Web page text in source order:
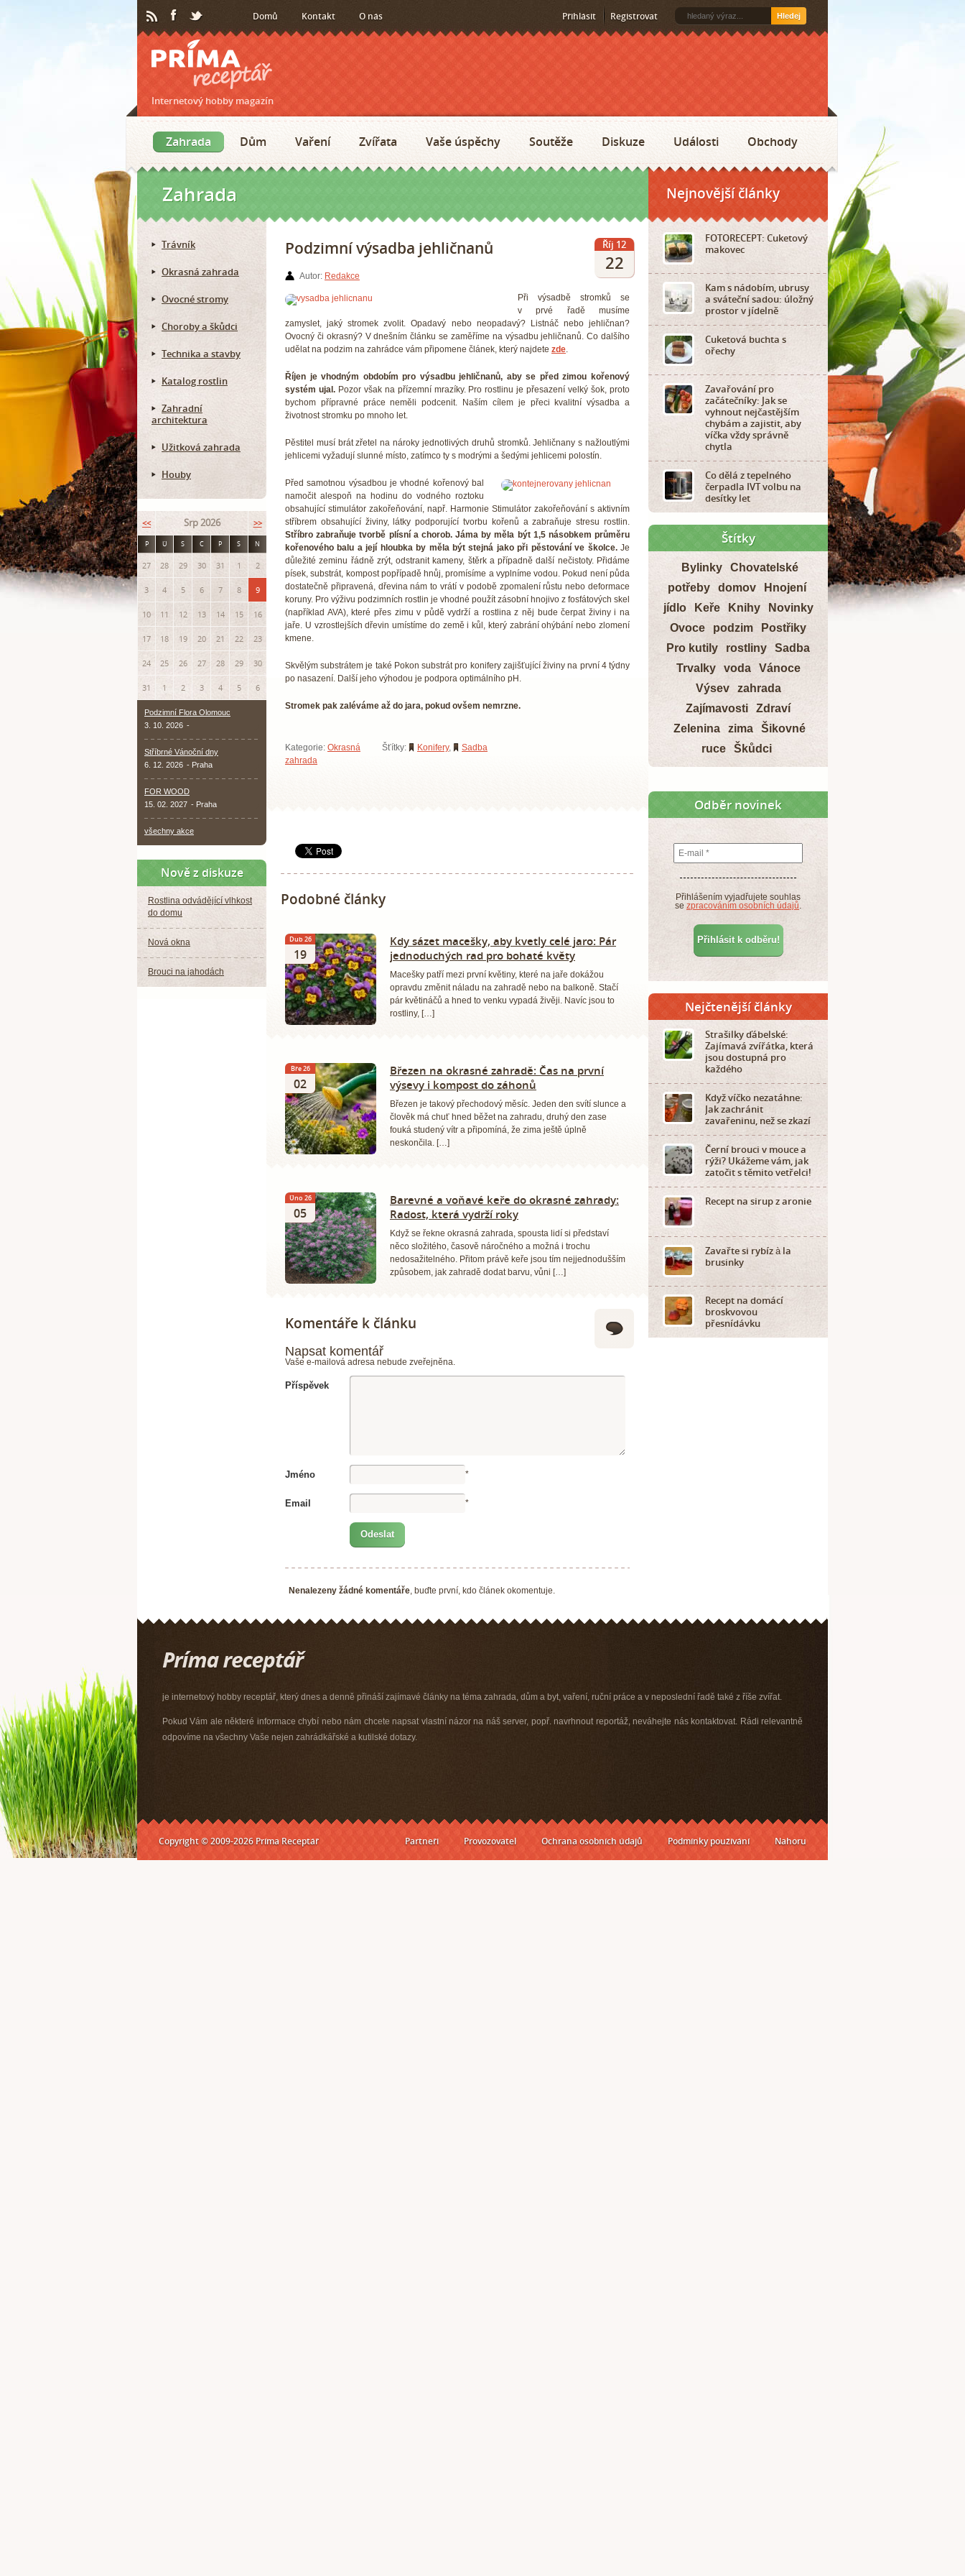
Domů Kontakt O nás Přihlásit Registrovat Hledej
Internetový hobby magazín
Zahrada Dům Vaření Zvířata Vaše úspěchy Soutěže Diskuze Události Obchody
Zahrada Nejnovější články
Podzimní výsadba jehličnanů Říj 12
22
Autor: Redakce
Při výsadbě stromků se
v prvé řadě musíme
zamyslet, jaký stromek zvolit. Opadavý nebo neopadavý? Listnáč nebo jehličnan?
Ovocný či okrasný? V dnešním článku se zaměříme na výsadbu jehličnanů. Co dalšího
udělat na podzim na zahrádce vám připomene článek, který najdete zde.
Říjen je vhodným obdobím pro výsadbu jehličnanů, aby se před zimou kořenový
systém ujal.Pozor však na přízemní mrazíky. Pro rostlinu je přesazení velký šok, proto
bychom přípravné práce neměli podcenit. Naším cílem je přeci kvalitní výsadba a
životnost stromku po mnoho let.
Pěstitel musí brát zřetel na nároky jednotlivých druhů stromků. Jehličnany s nažloutlými
jehlicemi vyžadují slunné místo, zatímco ty s modrými a šedými jehlicemi polostín.
Před samotnou výsadbou je vhodné kořenový bal
namočit alespoň na hodinu do vodného roztoku
obsahující stimulátor zakořeňování, např. Harmonie Stimulátor zakořeňování s aktivním
stříbrem obsahující živiny, látky podporující tvorbu kořenů a zabraňuje stresu rostlin.
Stříbro zabraňuje tvorbě plísní a chorob. Jáma by měla být 1,5 násobkem průměru
kořenového balu a její hloubka by měla být stejná jako při pěstování ve školce.Je
důležité zeminu řádně zrýt, odstranit kameny, štěrk a případně další nečistoty. Přidáme
písek, substrát, kompost popřípadě hnůj, promísíme a vyplníme vodou. Pokud není půda
dostatečně připravená, dřevina nám to vrátí v podobě zpomalení růstu nebo deformace
koruny. Pro výživu podzimních rostlin je vhodné použít zásobní hnojivo z fosfátových skel
(například AVA), které přes zimu v půdě vydrží a rostlina z něj bude čerpat živiny i na
jaře. U vzrostlejších dřevin umístíme do země i kůl, který zabrání ohýbání nebo zlomení
kmene.
Skvělým substrátem je také Pokon substrát pro konifery zajišťující živiny na první 4 týdny
po nasazení. Další jeho výhodou je podpora optimálního pH.
Stromek pak zaléváme až do jara, pokud ovšem nemrzne.
Kategorie: Okrasná
zahrada
Šťítky: Konifery, Sadba
Podobné články
Dub 26
19
Kdy sázet macešky, aby kvetly celé jaro: Pár
jednoduchých rad pro bohaté květy
Macešky patří mezi první květiny, které na jaře dokážou
opravdu změnit náladu na zahradě nebo na balkoně. Stačí
pár květináčů a hned to venku vypadá živěji. Navíc jsou to
rostliny, […]
Bře 26
02
Březen na okrasné zahradě: Čas na první
výsevy i kompost do záhonů
Březen je takový přechodový měsíc. Jeden den svítí slunce a
člověk má chuť hned běžet na zahradu, druhý den zase
fouká studený vítr a připomíná, že zima ještě úplně
neskončila. […]
Úno 26
05
Barevné a voňavé keře do okrasné zahrady:
Radost, která vydrží roky
Když se řekne okrasná zahrada, spousta lidí si představí
něco složitého, časově náročného a možná i trochu
nedosažitelného. Přitom právě keře jsou tím nejjednodušším
způsobem, jak zahradě dodat barvu, vůni […]
Komentáře k článku
Napsat komentář
Vaše e-mailová adresa nebude zveřejněna.
Příspěvek
Jméno *
Email *
Nenalezeny žádné komentáře, buďte první, kdo článek okomentuje.
Trávník
Okrasná zahrada
Ovocné stromy
Choroby a škůdci
Technika a stavby
Katalog rostlin
Zahradní
architektura
Užitková zahrada
Houby
<< Srp 2026 >>
P Ú S Č P S N
27 28 29 30 31 1 2
3 4 5 6 7 8 9
10 11 12 13 14 15 16
17 18 19 20 21 22 23
24 25 26 27 28 29 30
31 1 2 3 4 5 6
Podzimní Flora Olomouc
3. 10. 2026 -
Stříbrné Vánoční dny
6. 12. 2026 - Praha
FOR WOOD
15. 02. 2027 - Praha
všechny akce
Nově z diskuze
Rostlina odvádějící vlhkost
do domu
Nová okna
Brouci na jahodách
FOTORECEPT: Cuketový
makovec
Kam s nádobím, ubrusy
a sváteční sadou: úložný
prostor v jídelně
Cuketová buchta s
ořechy
Zavařování pro
začátečníky: Jak se
vyhnout nejčastějším
chybám a zajistit, aby
víčka vždy správně
chytla
Co dělá z tepelného
čerpadla IVT volbu na
desítky let
Štítky
Bylinky
Chovatelské
potřeby
domov
Hnojení
jídlo
Keře Knihy
Novinky
Ovoce
podzim
Postřiky
Pro kutily
rostliny
Sadba
Trvalky
voda
Vánoce
Výsev
zahrada
Zajímavosti
Zdraví
Zelenina
zima
Šikovné
ruce
Škůdci
Odběr novinek
Přihlášením vyjadřujete souhlas
se zpracováním osobních údajů.
Nejčtenější články
Strašilky ďábelské:
Zajímavá zvířátka, která
jsou dostupná pro
každého
Když víčko nezatáhne:
Jak zachránit
zavařeninu, než se zkazí
Černí brouci v mouce a
rýži? Ukážeme vám, jak
zatočit s těmito vetřelci!
Recept na sirup z aronie
Zavařte si rybíz à la
brusinky
Recept na domácí
broskvovou
přesnídávku
je internetový hobby receptář, který dnes a denně přináší zajímavé články na téma zahrada, dům a byt, vaření, ruční práce a v neposlední řadě také z říše zvířat.
Pokud Vám ale některé informace chybí nebo nám chcete napsat vlastní názor na náš server, popř. navrhnout reportáž, neváhejte nás kontaktovat. Rádi relevantně
odpovíme na všechny Vaše nejen zahrádkářské a kutilské dotazy.
Copyright © 2009-2026 Príma Receptář Partneři Provozovatel Ochrana osobních údajů Podmínky používání Nahoru